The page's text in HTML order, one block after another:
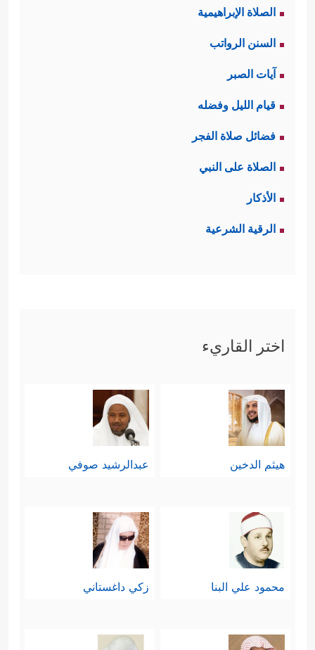
الصلاة الإبراهيمية
السنن الرواتب
آيات الصبر
قيام الليل وفضله
فضائل صلاة الفجر
الصلاة على النبي
الأذكار
الرقية الشرعية
اختر القاريء
هيثم الدخين عبدالرشيد صوفي
محمود علي البنا زكي داغستاني